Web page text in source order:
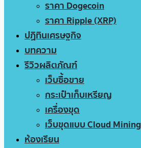
ราคา Dogecoin
ราคา Ripple (XRP)
ปฏิทินเศรษฐกิจ
บทความ
รีวิวผลิตภัณฑ์
เว็บซื้อขาย
กระเป๋าเก็บเหรียญ
เครื่องขุด
เว็บขุดแบบ Cloud Mining
ห้องเรียน